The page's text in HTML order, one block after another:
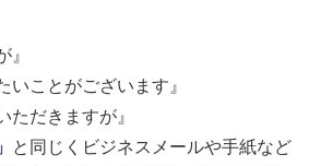
』
いことがございます』
ただきますが』
と同じくビジネスメールや手紙など